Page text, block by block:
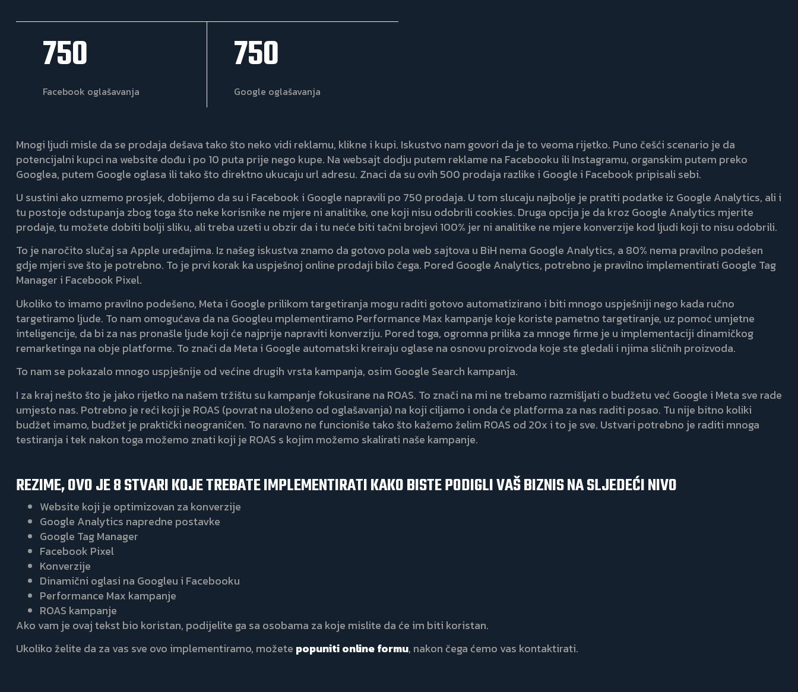
750
Facebook oglašavanja
750
Google oglašavanja
Mnogi ljudi misle da se prodaja dešava tako što neko vidi reklamu, klikne i kupi. Iskustvo nam govori da je to veoma rijetko. Puno češći scenario je da
potencijalni kupci na website dođu i po 10 puta prije nego kupe. Na websajt dodju putem reklame na Facebooku ili Instagramu, organskim putem preko
Googlea, putem Google oglasa ili tako što direktno ukucaju url adresu. Znaci da su ovih 500 prodaja razlike i Google i Facebook pripisali sebi.
U sustini ako uzmemo prosjek, dobijemo da su i Facebook i Google napravili po 750 prodaja. U tom slucaju najbolje je pratiti podatke iz Google Analytics, ali i
tu postoje odstupanja zbog toga što neke korisnike ne mjere ni analitike, one koji nisu odobrili cookies. Druga opcija je da kroz Google Analytics mjerite
prodaje, tu možete dobiti bolji sliku, ali treba uzeti u obzir da i tu neće biti tačni brojevi 100% jer ni analitike ne mjere konverzije kod ljudi koji to nisu odobrili.
To je naročito slučaj sa Apple uređajima. Iz našeg iskustva znamo da gotovo pola web sajtova u BiH nema Google Analytics, a 80% nema pravilno podešen
gdje mjeri sve što je potrebno. To je prvi korak ka uspješnoj online prodaji bilo čega. Pored Google Analytics, potrebno je pravilno implementirati Google Tag
Manager i Facebook Pixel.
Ukoliko to imamo pravilno podešeno, Meta i Google prilikom targetiranja mogu raditi gotovo automatizirano i biti mnogo uspješniji nego kada ručno
targetiramo ljude. To nam omogućava da na Googleu mplementiramo Performance Max kampanje koje koriste pametno targetiranje, uz pomoć umjetne
inteligencije, da bi za nas pronašle ljude koji će najprije napraviti konverziju. Pored toga, ogromna prilika za mnoge firme je u implementaciji dinamičkog
remarketinga na obje platforme. To znači da Meta i Google automatski kreiraju oglase na osnovu proizvoda koje ste gledali i njima sličnih proizvoda.
To nam se pokazalo mnogo uspješnije od većine drugih vrsta kampanja, osim Google Search kampanja.
I za kraj nešto što je jako rijetko na našem tržištu su kampanje fokusirane na ROAS. To znači na mi ne trebamo razmišljati o budžetu već Google i Meta sve rade
umjesto nas. Potrebno je reći koji je ROAS (povrat na uloženo od oglašavanja) na koji ciljamo i onda će platforma za nas raditi posao. Tu nije bitno koliki
budžet imamo, budžet je praktički neograničen. To naravno ne funcioniše tako što kažemo želim ROAS od 20x i to je sve. Ustvari potrebno je raditi mnoga
testiranja i tek nakon toga možemo znati koji je ROAS s kojim možemo skalirati naše kampanje.
REZIME, OVO JE 8 STVARI KOJE TREBATE IMPLEMENTIRATI KAKO BISTE PODIGLI VAŠ BIZNIS NA SLJEDEĆI NIVO
Website koji je optimizovan za konverzije
Google Analytics napredne postavke
Google Tag Manager
Facebook Pixel
Konverzije
Dinamični oglasi na Googleu i Facebooku
Performance Max kampanje
ROAS kampanje
Ako vam je ovaj tekst bio koristan, podijelite ga sa osobama za koje mislite da će im biti koristan.
Ukoliko želite da za vas sve ovo implementiramo, možete popuniti online formu, nakon čega ćemo vas kontaktirati.